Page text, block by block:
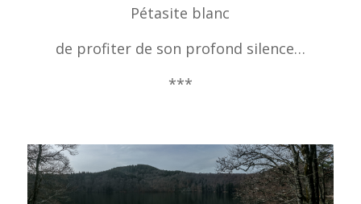
Pétasite blanc
de profiter de son profond silence…
***